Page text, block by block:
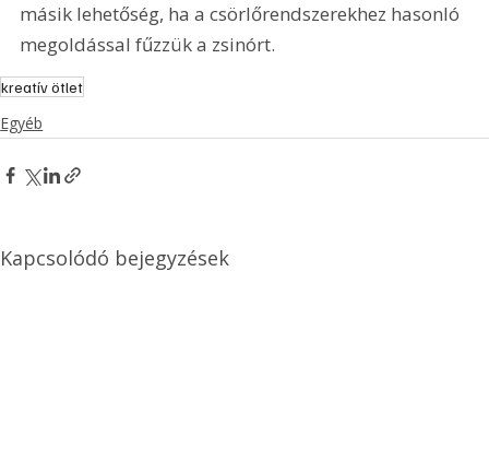
másik lehetőség, ha a csörlőrendszerekhez hasonló
megoldással fűzzük a zsinórt.
kreatív ötlet
Egyéb
Kapcsolódó bejegyzések